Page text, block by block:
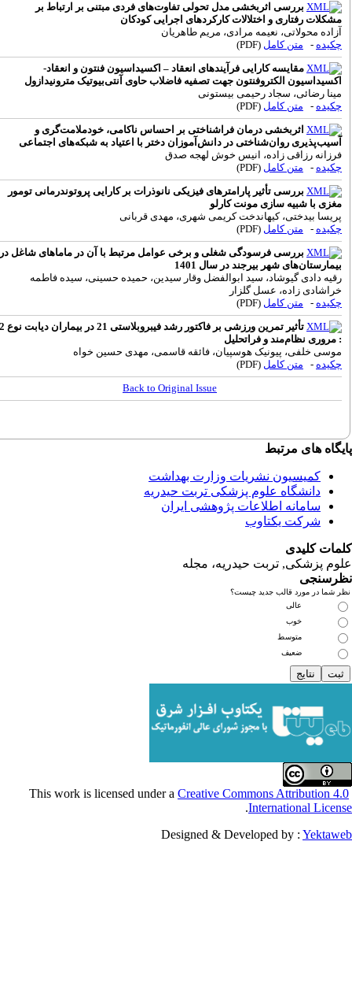
بررسی اثربخشی مدل تحولی تفاوت‌های فردی مبتنی بر ارتباط بر
و اختلالات کارکردهای اجرایی کودکان
نعیمه مرادی، مریم طاهریان
متن کامل
(PDF)
مقایسه کارایی فرآیندهای انعقاد – اکسیداسیون فنتون و انعقاد-
الکتروفنتون جهت تصفیه فاضلاب حاوی آنتی‌بیوتیک مترونیدازول
سجاد رحیمی بیستونی
متن کامل
(PDF)
اثربخشی درمان فراشناختی بر احساس ناکامی، خودملامت‌گری و
روان‌شناختی در دانش‌آموزان دختر با اعتیاد به شبکه‌های اجتماعی
زاده، انیس خوش لهجه صدق
متن کامل
(PDF)
بررسی تأثیر پارامترهای فیزیکی نانوذرات بر کارایی پروتوندرمانی تومور
شبیه سازی مونت کارلو
کیهاندخت کریمی شهری، مهدی قربانی
متن کامل
(PDF)
بررسی فرسودگی شغلی و برخی عوامل مرتبط با آن در ماماهای شاغل در
شهر بیرجند در سال 1401
گیوشاد، سید ابوالفضل وقار سیدین، حمیده حسینی، سیده فاطمه
زاده، عسل گلزار
متن کامل
(PDF)
تأثیر تمرین ورزشی بر فاکتور رشد فیبروبلاستی 21 در بیماران دیابت نوع 2
و فراتحلیل
پیونیک هوسپیان، فائقه قاسمی، مهدی حسین خواه
متن کامل
(PDF)
Back to Original Issue
مرتبط
نشریات وزارت بهداشت
علوم پزشکی تربت حیدریه
اطلاعات پژوهشی ایران
یکتاوب
تربت حیدریه، مجله
قالب جدید چیست؟
عالی
خوب
متوسط
ضعیف
Creative Commons
.
Designed & Developed by :